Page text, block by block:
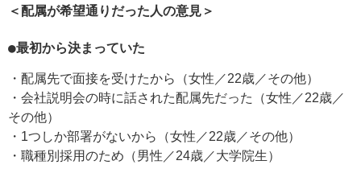
＜配属が希望通りだった人の意見＞
●最初から決まっていた
・配属先で面接を受けたから（女性／22歳／その他）
・会社説明会の時に話された配属先だった（女性／22歳／
その他）
・1つしか部署がないから（女性／22歳／その他）
・職種別採用のため（男性／24歳／大学院生）